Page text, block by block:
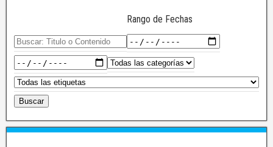
Rango de Fechas